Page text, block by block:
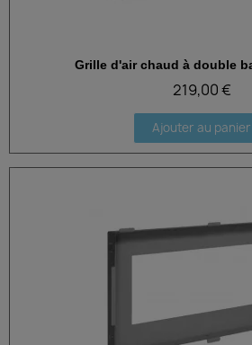
Aperçu rapide
Grille d'air chaud à double
219,00 €
Ajouter au panier